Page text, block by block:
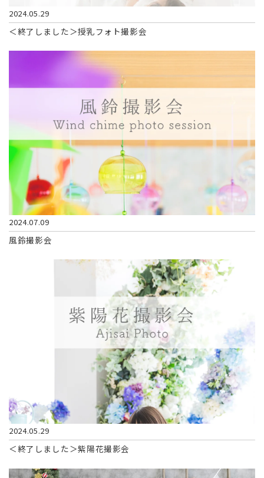
2024.05.29
＜終了しました＞授乳フォト撮影会
2024.07.09
風鈴撮影会​
2024.05.29
＜終了しました＞紫陽花撮影会​